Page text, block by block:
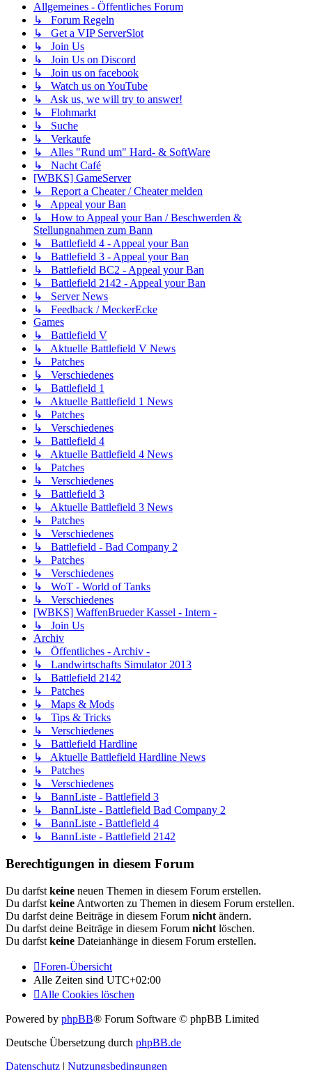
Allgemeines - Öffentliches Forum
↳ Forum Regeln
↳ Get a VIP ServerSlot
↳ Join Us
↳ Join Us on Discord
↳ Join us on facebook
↳ Watch us on YouTube
↳ Ask us, we will try to answer!
↳ Flohmarkt
↳ Suche
↳ Verkaufe
↳ Alles "Rund um" Hard- & SoftWare
↳ Nacht Café
[WBKS] GameServer
↳ Report a Cheater / Cheater melden
↳ Appeal your Ban
↳ How to Appeal your Ban / Beschwerden &
Stellungnahmen zum Bann
↳ Battlefield 4 - Appeal your Ban
↳ Battlefield 3 - Appeal your Ban
↳ Battlefield BC2 - Appeal your Ban
↳ Battlefield 2142 - Appeal your Ban
↳ Server News
↳ Feedback / MeckerEcke
Games
↳ Battlefield V
↳ Aktuelle Battlefield V News
↳ Patches
↳ Verschiedenes
↳ Battlefield 1
↳ Aktuelle Battlefield 1 News
↳ Patches
↳ Verschiedenes
↳ Battlefield 4
↳ Aktuelle Battlefield 4 News
↳ Patches
↳ Verschiedenes
↳ Battlefield 3
↳ Aktuelle Battlefield 3 News
↳ Patches
↳ Verschiedenes
↳ Battlefield - Bad Company 2
↳ Patches
↳ Verschiedenes
↳ WoT - World of Tanks
↳ Verschiedenes
[WBKS] WaffenBrueder Kassel - Intern -
↳ Join Us
Archiv
↳ Öffentliches - Archiv -
↳ Landwirtschafts Simulator 2013
↳ Battlefield 2142
↳ Patches
↳ Maps & Mods
↳ Tips & Tricks
↳ Verschiedenes
↳ Battlefield Hardline
↳ Aktuelle Battlefield Hardline News
↳ Patches
↳ Verschiedenes
↳ BannListe - Battlefield 3
↳ BannListe - Battlefield Bad Company 2
↳ BannListe - Battlefield 4
↳ BannListe - Battlefield 2142
Berechtigungen in diesem Forum
Du darfst keine neuen Themen in diesem Forum erstellen.
Du darfst keine Antworten zu Themen in diesem Forum erstellen.
Du darfst deine Beiträge in diesem Forum nicht ändern.
Du darfst deine Beiträge in diesem Forum nicht löschen.
Du darfst keine Dateianhänge in diesem Forum erstellen.
Foren-Übersicht
Alle Zeiten sind UTC+02:00
Alle Cookies löschen
Powered by phpBB® Forum Software © phpBB Limited
Deutsche Übersetzung durch phpBB.de
Datenschutz | Nutzungsbedingungen